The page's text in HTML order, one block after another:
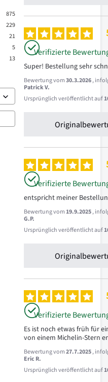
875
229
21
5
13
Verifizierte
Super! Bestellung sehr
Bewertung vom30.3.2026,
Patrick V.
Ursprünglich veröffentlicht auf
Verifizierte
entspricht meiner
Bewertung vom19.9.2025,
G.P.
Ursprünglich veröffentlicht auf
Verifizierte
Es ist noch etwas früh für
von einem Michelin-Stern
Bewertung vom27.7.2025,
Eric R.
Ursprünglich veröffentlicht auf